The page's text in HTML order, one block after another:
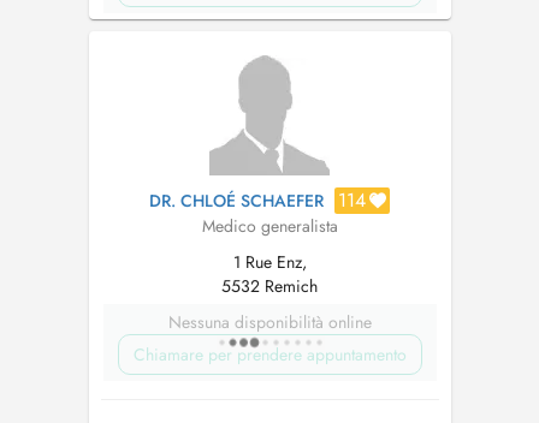
DR. CHLOÉ SCHAEFER 114
Medico generalista
1 Rue Enz,
5532 Remich
Nessuna disponibilità online
Chiamare per prendere appuntamento